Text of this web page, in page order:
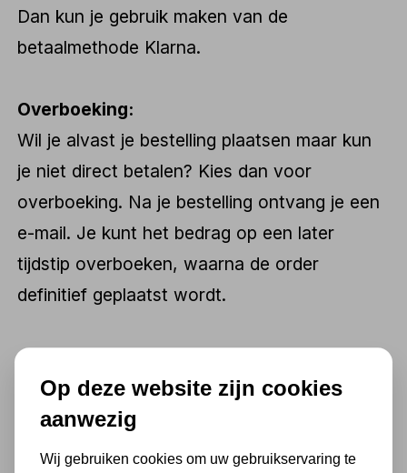
Dan kun je gebruik maken van de
betaalmethode Klarna.
Overboeking:
Wil je alvast je bestelling plaatsen maar kun
je niet direct betalen? Kies dan voor
overboeking. Na je bestelling ontvang je een
e-mail. Je kunt het bedrag op een later
tijdstip overboeken, waarna de order
definitief geplaatst wordt.
Op deze website zijn cookies
aanwezig
Wij gebruiken cookies om uw gebruikservaring te